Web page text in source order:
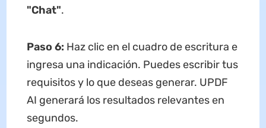
"Chat".
Paso 6: Haz clic en el cuadro de escritura e
ingresa una indicación. Puedes escribir tus
requisitos y lo que deseas generar. UPDF
AI generará los resultados relevantes en
segundos.